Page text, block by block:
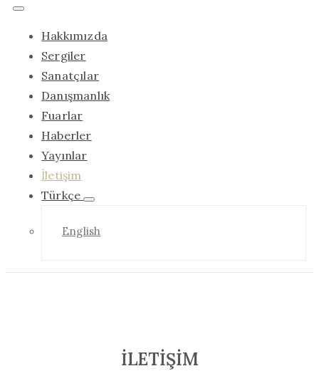
Hakkımızda
Sergiler
Sanatçılar
Danışmanlık
Fuarlar
Haberler
Yayınlar
İletişim
Türkçe
English
İLETIŞIM